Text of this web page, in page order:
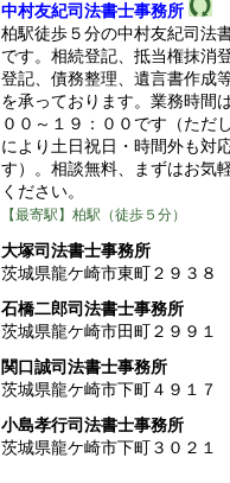
中村友紀司法書士事務所
柏駅徒歩５分の中村友紀司法
です。相続登記、抵当権抹消
登記、債務整理、遺言書作成
を承っております。業務時間
００～１９：００です（ただ
により土日祝日・時間外も対
す）。相談無料、まずはお気
ください。
【最寄駅】柏駅（徒歩５分）
大塚司法書士事務所
茨城県龍ケ崎市東町２９３８
石橋二郎司法書士事務所
茨城県龍ケ崎市田町２９９１
関口誠司法書士事務所
茨城県龍ケ崎市下町４９１７
小島孝行司法書士事務所
茨城県龍ケ崎市下町３０２１